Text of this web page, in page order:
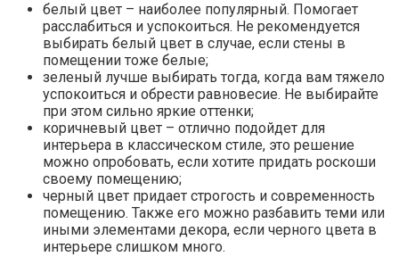
белый цвет – наиболее популярный. Помогает
расслабиться и успокоиться. Не рекомендуется
выбирать белый цвет в случае, если стены в
помещении тоже белые;
зеленый лучше выбирать тогда, когда вам тяжело
успокоиться и обрести равновесие. Не выбирайте
при этом сильно яркие оттенки;
коричневый цвет – отлично подойдет для
интерьера в классическом стиле, это решение
можно опробовать, если хотите придать роскоши
своему помещению;
черный цвет придает строгость и современность
помещению. Также его можно разбавить теми или
иными элементами декора, если черного цвета в
интерьере слишком много.